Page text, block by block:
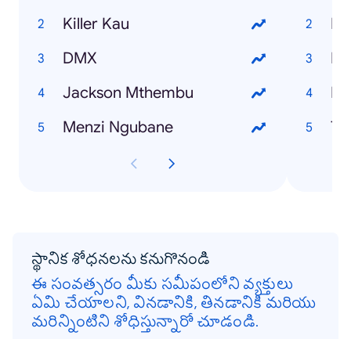
Killer Kau
DMX
Jackson Mthembu
Menzi Ngubane
స్థానిక శోధనలను కనుగొనండి
ఈ సంవత్సరం మీకు సమీపంలోని వ్యక్తులు
ఏమి చేయాలని, వినడానికి, తినడానికి మరియు
మరిన్నింటిని శోధిస్తున్నారో చూడండి.